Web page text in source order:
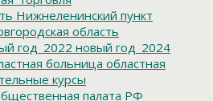
Нижнеленинский пункт
область
год_2022 новый год_2024
больница областная
курсы
палата РФ